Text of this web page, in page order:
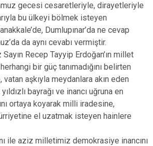
gecesi cesaretleriyle, dirayetleriyle
bu ülkeyi bölmek isteyen
Dumlupınar’da ne cevap
da aynı cevabı vermiştir.
Sayın Recep Tayyip Erdoğan’ın millet
bir güç tanımadığını belirten
vatan aşkıyla meydanlara akın eden
bayrağı ve inancı uğruna en
ortaya koyarak milli iradesine,
el uzatmak isteyen hainlere
ile aziz milletimiz demokrasiye inancını